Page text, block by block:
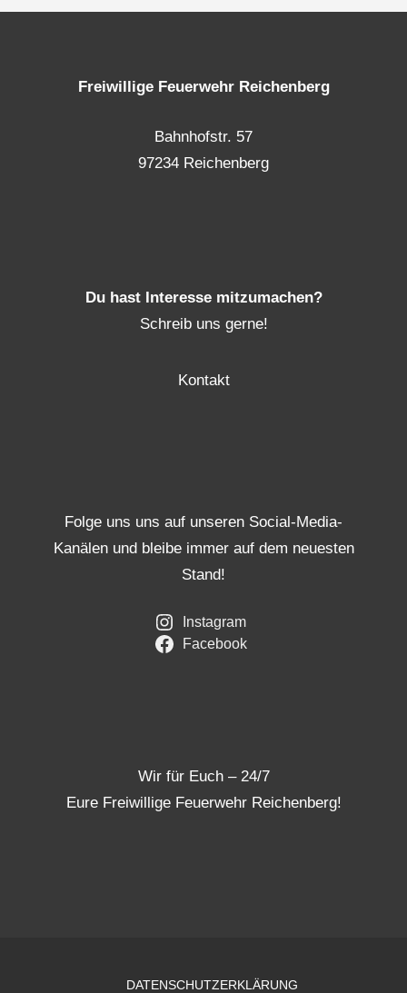
Freiwillige Feuerwehr Reichenberg
Bahnhofstr. 57
97234 Reichenberg
Du hast Interesse mitzumachen?
Schreib uns gerne!
Kontakt
Folge uns uns auf unseren Social-Media-
Kanälen und bleibe immer auf dem neuesten
Stand!
Instagram
Facebook
Wir für Euch – 24/7
Eure Freiwillige Feuerwehr Reichenberg!
DATENSCHUTZERKLÄRUNG